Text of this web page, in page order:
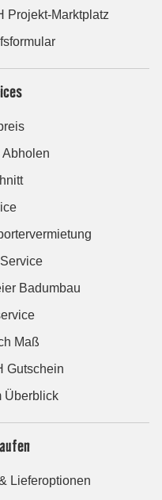
Projekt-Marktplatz
Abholen
Badumbau
Maß
Gutschein
Überblick
Lieferoptionen